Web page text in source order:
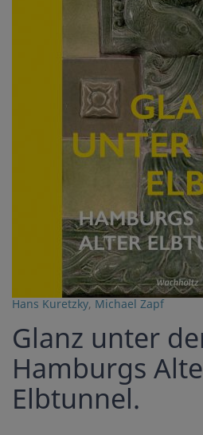
Hans Kuretzky, Michael Zapf
Glanz unter
Hamburgs
Elbtunnel.